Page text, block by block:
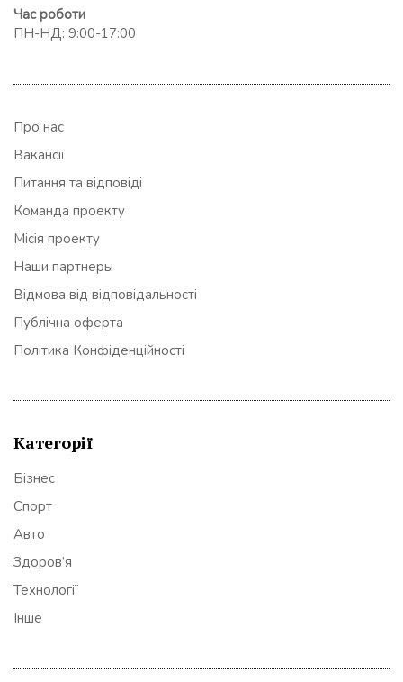
Час роботи
ПН-НД: 9:00-17:00
Про нас
Вакансії
Питання та відповіді
Команда проекту
Місія проекту
Наши партнеры
Відмова від відповідальності
Публічна оферта
Політика Конфіденційності
Категорії
Бізнес
Спорт
Авто
Здоров’я
Технології
Інше